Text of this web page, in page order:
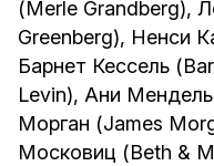
(Merle Grandberg),
Greenberg), Ненси
Барнет Кессель
Levin), Ани
Морган (James
Московиц (Beth &